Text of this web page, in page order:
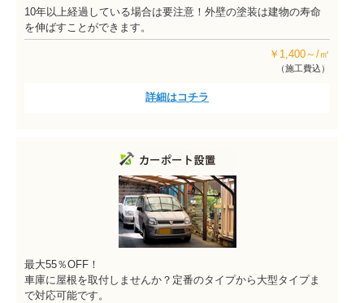
10年以上経過している場合は要注意！外壁の塗装は建物の寿命
を伸ばすことができます。
￥1,400～/㎡
（施工費込）
詳細はコチラ
最大55％OFF！
車庫に屋根を取付しませんか？定番のタイプから大型タイプま
で対応可能です。